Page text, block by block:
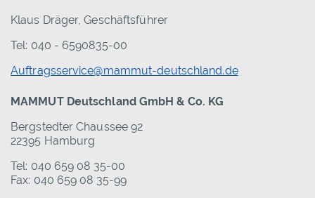
Klaus Dräger, Geschäftsführer
Tel: 040 - 6590835-00
Auftragsservice@mammut-deutschland.de
MAMMUT Deutschland GmbH & Co. KG
Bergstedter Chaussee 92
22395 Hamburg
Tel: 040 659 08 35-00
Fax: 040 659 08 35-99